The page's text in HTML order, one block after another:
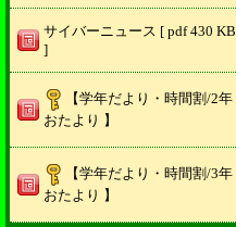
サイバーニュース [ pdf 430 KB
]
【学年だより・時間割/2年
おたより 】
【学年だより・時間割/3年
おたより 】